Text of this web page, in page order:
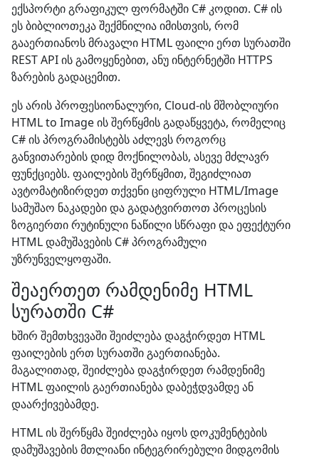
ექსპორტი გრაფიკულ ფორმატში C# კოდით. C# ის
ეს ბიბლიოთეკა შექმნილია იმისთვის, რომ
გააერთიანოს მრავალი HTML ფაილი ერთ სურათში
REST API ის გამოყენებით, ანუ ინტერნეტში HTTPS
ზარების გადაცემით.
ეს არის პროფესიონალური, Cloud-ის მშობლიური
HTML to Image ის შერწყმის გადაწყვეტა, რომელიც
C# ის პროგრამისტებს აძლევს როგორც
განვითარების დიდ მოქნილობას, ასევე მძლავრ
ფუნქციებს. ფაილების შერწყმით, შეგიძლიათ
ავტომატიზირდეთ თქვენი ციფრული HTML/Image
სამუშაო ნაკადები და გადატვირთოთ პროცესის
ზოგიერთი რუტინული ნაწილი სწრაფი და ეფექტური
HTML დამუშავების C# პროგრამული
უზრუნველყოფაში.
შეაერთეთ რამდენიმე HTML
სურათში C#
ხშირ შემთხვევაში შეიძლება დაგჭირდეთ HTML
ფაილების ერთ სურათში გაერთიანება.
მაგალითად, შეიძლება დაგჭირდეთ რამდენიმე
HTML ფაილის გაერთიანება დაბეჭდვამდე ან
დაარქივებამდე.
HTML ის შერწყმა შეიძლება იყოს დოკუმენტების
დამუშავების მთლიანი ინტეგრირებული მიდგომის